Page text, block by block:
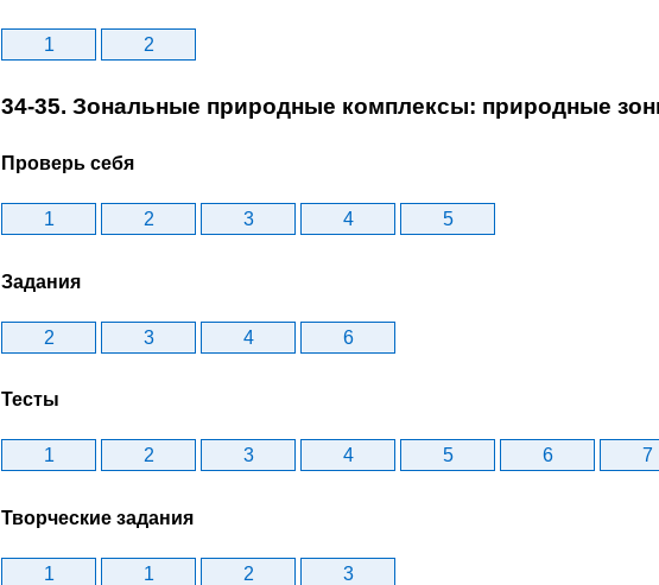
1 2
34-35. Зональные природные комплексы: природные
Проверь себя
1 2 3 4 5
Задания
2 3 4 6
Тесты
1 2 3 4 5 6 7
Творческие задания
1 1 2 3